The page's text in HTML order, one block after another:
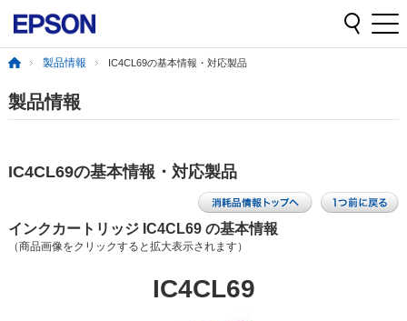
製品情報 IC4CL69の基本情報・対応製品
製品情報
IC4CL69の基本情報・対応製品
インクカートリッジ IC4CL69 の基本情報
（商品画像をクリックすると拡大表示されます）
IC4CL69